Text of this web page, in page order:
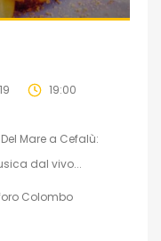
19:00
Mare a Cefalù:
dal vivo...
Colombo